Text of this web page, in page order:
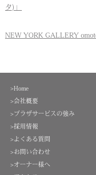
タ)」
NEW YORK GALLERY
>Home
>会社概要
>プラザサービスの強み
>採用情報
>よくある質問
>お問い合わせ
>オーナー様へ